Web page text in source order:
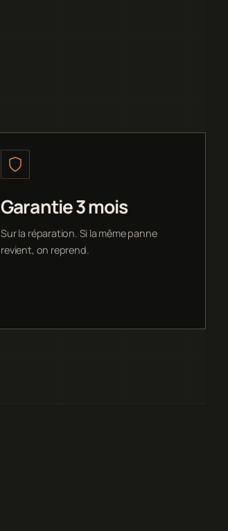
Garantie 3 mois
Sur la réparation. Si la même panne
revient, on reprend.